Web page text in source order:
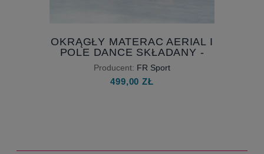
OKRĄGŁY MATERAC AERIAL I
POLE DANCE SKŁADANY -
CZARNY - Z ANTYPOŚLIZGIEM -
MATERAC POD KOŁO CYRKOWE
I SZARFĘ WERTYKALNĄ
Producent: FR Sport
499,00 ZŁ